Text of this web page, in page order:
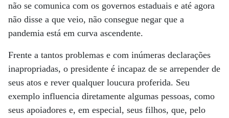
não se comunica com os governos estaduais e até agora
não disse a que veio, não consegue negar que a
pandemia está em curva ascendente.
Frente a tantos problemas e com inúmeras declarações
inapropriadas, o presidente é incapaz de se arrepender de
seus atos e rever qualquer loucura proferida. Seu
exemplo influencia diretamente algumas pessoas, como
seus apoiadores e, em especial, seus filhos, que, pelo